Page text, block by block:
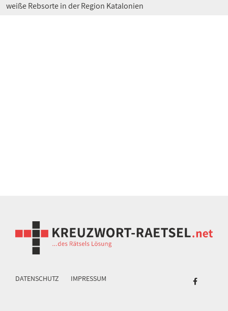
weiße Rebsorte in der Region Katalonien
DATENSCHUTZ IMPRESSUM